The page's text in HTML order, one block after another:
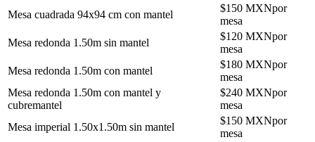
Mesa cuadrada 94x94 cm con mantel
$150 MXNpor
mesa
Mesa redonda 1.50m sin mantel
$120 MXNpor
mesa
Mesa redonda 1.50m con mantel
$180 MXNpor
mesa
Mesa redonda 1.50m con mantel y
cubremantel
$240 MXNpor
mesa
Mesa imperial 1.50x1.50m sin mantel
$150 MXNpor
mesa